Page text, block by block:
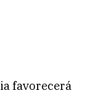
favorecerá